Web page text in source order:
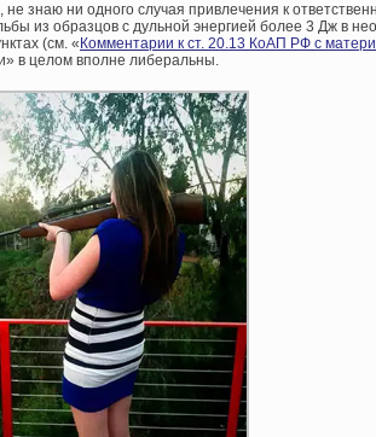
не знаю ни одного случая привлечения к
из образцов с дульной энергией более 3 Дж в
(см. « Комментарии к ст. 20.13 КоАП РФ с
в целом вполне либеральны.